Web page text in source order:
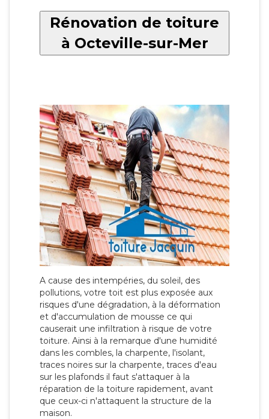
Rénovation de toiture
à Octeville-sur-Mer
A cause des intempéries, du soleil, des
pollutions, votre toit est plus exposée aux
risques d'une dégradation, à la déformation
et d'accumulation de mousse ce qui
causerait une infiltration à risque de votre
toiture. Ainsi à la remarque d'une humidité
dans les combles, la charpente, l'isolant,
traces noires sur la charpente, traces d'eau
sur les plafonds il faut s'attaquer à la
réparation de la toiture rapidement, avant
que ceux-ci n'attaquent la structure de la
maison.